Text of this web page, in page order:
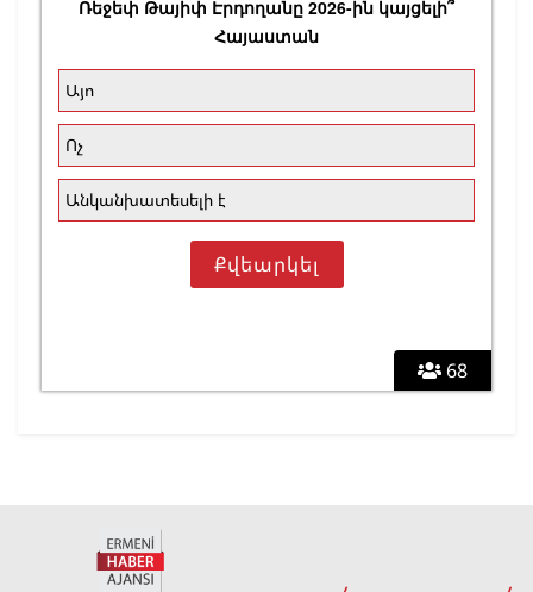
68
Ռեջեփ Թայիփ Էրդողանը 2026-ին կայցելի՞
Հայաստան
Այո
Ոչ
Անկանխատեսելի է